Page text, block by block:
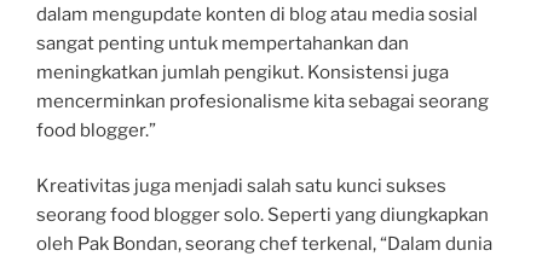
dalam mengupdate konten di blog atau media sosial
sangat penting untuk mempertahankan dan
meningkatkan jumlah pengikut. Konsistensi juga
mencerminkan profesionalisme kita sebagai seorang
food blogger.”
Kreativitas juga menjadi salah satu kunci sukses
seorang food blogger solo. Seperti yang diungkapkan
oleh Pak Bondan, seorang chef terkenal, “Dalam dunia